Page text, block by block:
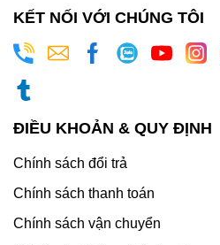
KẾT NỐI VỚI CHÚNG TÔI
ĐIỀU KHOẢN & QUY ĐỊNH
Chính sách đổi trả
Chính sách thanh toán
Chính sách vận chuyển